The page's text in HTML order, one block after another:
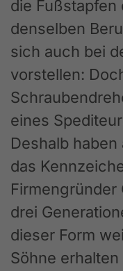
die Fußstapfen
denselben
sich auch bei
vorstellen:
eines
Deshalb
das
Firmengründer
drei
dieser Form
Söhne